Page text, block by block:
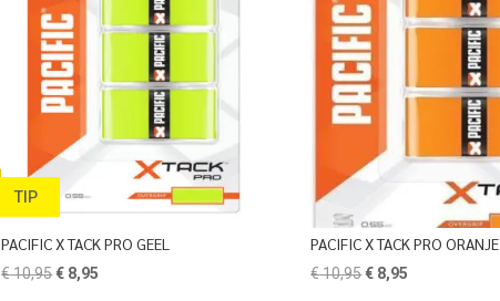
TIP
PACIFIC X TACK PRO GEEL
€10,95Oorspronkelijke
€ 8,95
PACIFIC X TACK PRO ORANJE
€10,95Oorspronkelijke
€ 8,95